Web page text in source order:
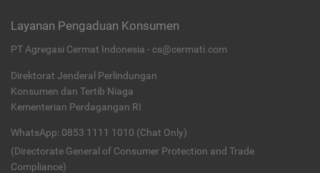
Layanan Pengaduan Konsumen
PT Agregasi Cermat Indonesia - cs@cermati.com
Direktorat Jenderal Perlindungan
Konsumen dan Tertib Niaga
Kementerian Perdagangan RI
WhatsApp: 0853 1111 1010 (Chat Only)
(Directorate General of Consumer Protection and Trade
Compliance)